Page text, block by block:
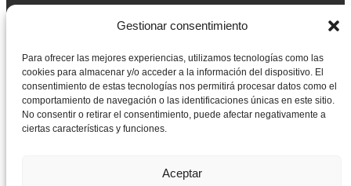
Gestionar consentimiento
Para ofrecer las mejores experiencias, utilizamos tecnologías como las
cookies para almacenar y/o acceder a la información del dispositivo. El
consentimiento de estas tecnologías nos permitirá procesar datos como el
comportamiento de navegación o las identificaciones únicas en este sitio.
No consentir o retirar el consentimiento, puede afectar negativamente a
ciertas características y funciones.
Aceptar
Ajuda a domicili
Podologia
Fisioteràpia
Manteniment de la llar